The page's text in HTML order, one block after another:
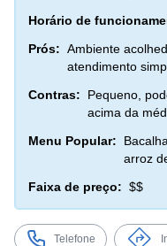
Horário de
Prós: Ambiente
atendimento
Contras:
Pequeno,
acima da
Menu Popular:
arroz
Faixa de preço: $$
Telefone